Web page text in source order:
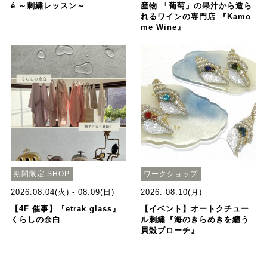
é ～刺繍レッスン～
産物 「葡萄」の果汁から造ら
れるワインの専門店 『Kamo
me Wine』
期間限定 SHOP
2026.08.04(火) - 08.09(日)
【4F 催事】『etrak glass』
くらしの余白
ワークショップ
2026. 08.10(月)
【イベント】オートクチュー
ル刺繡『海のきらめきを纏う
貝殻ブローチ』